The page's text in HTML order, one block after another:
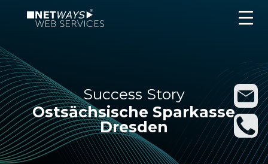
Success Story
Ostsächsische Sparkasse
Dresden